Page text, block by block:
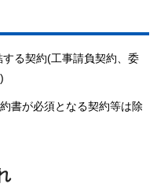
る契約(工事請負契約、委
書が必須となる契約等は除